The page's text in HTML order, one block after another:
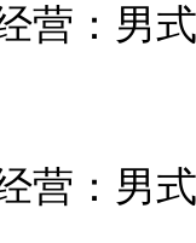
营：男
营：男